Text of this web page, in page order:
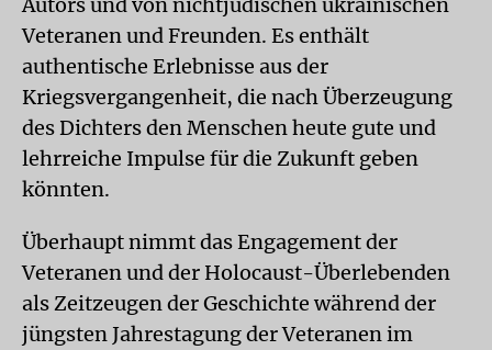
Veteranen und Freunden. Es enthält
authentische Erlebnisse aus der
Kriegsvergangenheit, die nach Überzeugung
des Dichters den Menschen heute gute und
lehrreiche Impulse für die Zukunft geben
könnten.
Überhaupt nimmt das Engagement der
Veteranen und der Holocaust-Überlebenden
als Zeitzeugen der Geschichte während der
jüngsten Jahrestagung der Veteranen im